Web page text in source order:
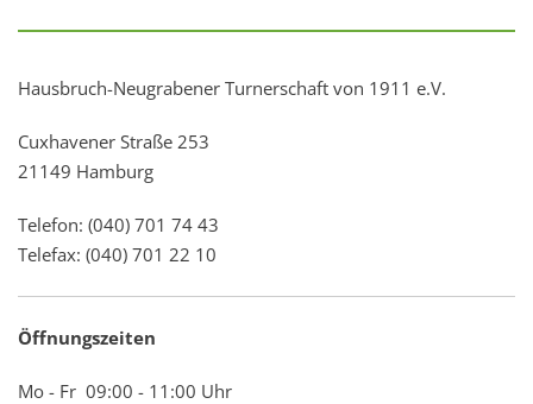
Hausbruch-Neugrabener Turnerschaft von 1911 e.V.
Cuxhavener Straße 253
21149 Hamburg
Telefon: (040) 701 74 43
Telefax: (040) 701 22 10
Öffnungszeiten
Mo - Fr 09:00 - 11:00 Uhr